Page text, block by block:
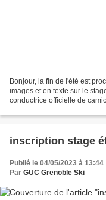
Bonjour, la fin de l'été est
images et en texte sur le
conductrice officielle de
inscription stage
Publié le 04/05/2023 à 13:44
Par GUC Grenoble Ski